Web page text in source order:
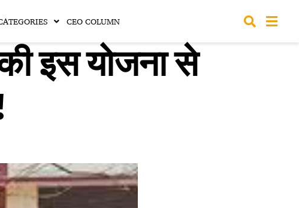
CEO COLUMN
इस योजना से